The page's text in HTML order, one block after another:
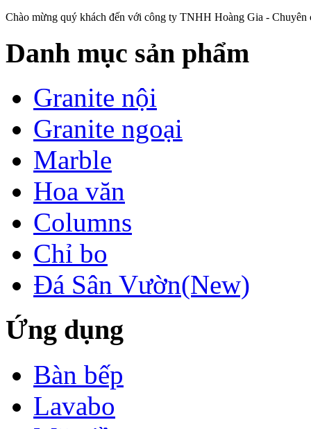
Chào mừng quý khách đến với công ty TNHH Hoàng Gia -
Danh mục sản phẩm
Granite nội
Granite ngoại
Marble
Hoa văn
Columns
Chỉ bo
Đá Sân Vườn(New)
Ứng dụng
Bàn bếp
Lavabo
LÀM CẦU THANG
GRANITE